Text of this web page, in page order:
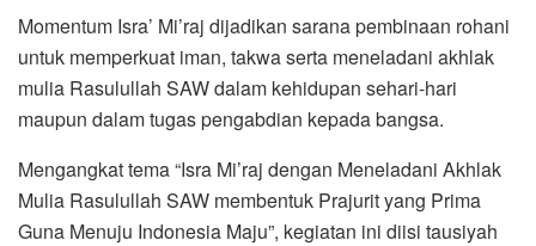
Momentum Isra’ Mi’raj dijadikan sarana pembinaan rohani
untuk memperkuat iman, takwa serta meneladani akhlak
mulia Rasulullah SAW dalam kehidupan sehari-hari
maupun dalam tugas pengabdian kepada bangsa.
Mengangkat tema “Isra Mi’raj dengan Meneladani Akhlak
Mulia Rasulullah SAW membentuk Prajurit yang Prima
Guna Menuju Indonesia Maju”, kegiatan ini diisi tausiyah